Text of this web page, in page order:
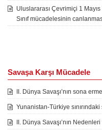
Uluslararası Çevrimiçi 1 Mayıs
Sınıf mücadelesinin
Savaşa Karşı Mücadele
II. Dünya Savaşı’nın sona
Yunanistan-Türkiye
II. Dünya Savaşı’nın